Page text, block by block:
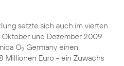
setzte sich auch im vierten
und Dezember 2009
O2 Germany einen
Millionen Euro - ein Zuwachs